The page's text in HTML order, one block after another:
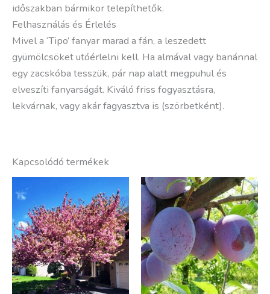
időszakban bármikor telepíthetők.
Felhasználás és Érlelés
Mivel a ‘Tipo’ fanyar marad a fán, a leszedett
gyümölcsöket utóérlelni kell. Ha almával vagy banánnal
egy zacskóba tesszük, pár nap alatt megpuhul és
elveszíti fanyarságát. Kiváló friss fogyasztásra,
lekvárnak, vagy akár fagyasztva is (szörbetként).
Kapcsolódó termékek